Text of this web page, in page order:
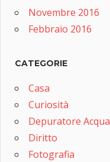
Novembre 2016
Febbraio 2016
CATEGORIE
Casa
Curiosità
Depuratore Acqua
Diritto
Fotografia